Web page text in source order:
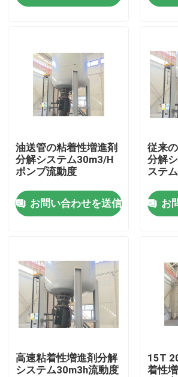
プロダクト
ビデオ
私達について
工場旅行
品質管理
ニュース
引用を要求しなさい
油送管の粘着性増進剤
分解システム30m3/H
ポンプ流動度
お問い合わせを送信
従来
分解
ステム
お
高速粘着性増進剤分解
システム30m3h流動度
15T
着性